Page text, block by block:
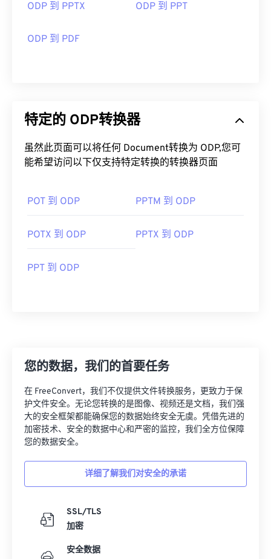
ODP 到 PPTX ODP 到 PPT
ODP 到 PDF
特定的 ODP转换器
虽然此页面可以将任何 Document转换为 ODP,您可
能希望访问以下仅支持特定转换的转换器页面
POT 到 ODP PPTM 到 ODP
POTX 到 ODP PPTX 到 ODP
PPT 到 ODP
您的数据，我们的首要任务
在 FreeConvert，我们不仅提供文件转换服务，更致力于保
护文件安全。无论您转换的是图像、视频还是文档，我们强
大的安全框架都能确保您的数据始终安全无虞。凭借先进的
加密技术、安全的数据中心和严密的监控，我们全方位保障
您的数据安全。
详细了解我们对安全的承诺
SSL/TLS
加密
安全数据